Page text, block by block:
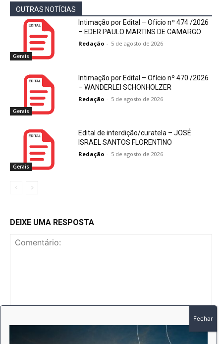
OUTRAS NOTÍCIAS
Gerais
Intimação por Edital – Ofício nº 474 /2026
– EDER PAULO MARTINS DE CAMARGO
Redação - 5 de agosto de 2026
Gerais
Intimação por Edital – Ofício nº 470 /2026
– WANDERLEI SCHONHOLZER
Redação - 5 de agosto de 2026
Gerais
Edital de interdição/curatela – JOSÉ
ISRAEL SANTOS FLORENTINO
Redação - 5 de agosto de 2026
DEIXE UMA RESPOSTA